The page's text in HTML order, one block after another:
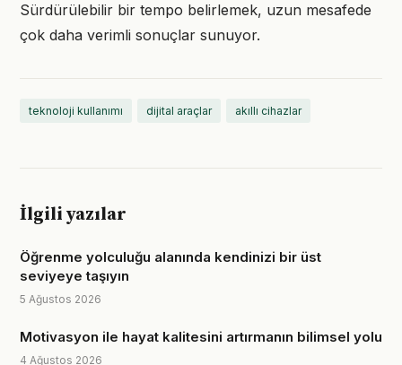
Sürdürülebilir bir tempo belirlemek, uzun mesafede
çok daha verimli sonuçlar sunuyor.
teknoloji kullanımı dijital araçlar akıllı cihazlar
İlgili yazılar
Öğrenme yolculuğu alanında kendinizi bir üst
seviyeye taşıyın
5 Ağustos 2026
Motivasyon ile hayat kalitesini artırmanın bilimsel yolu
4 Ağustos 2026